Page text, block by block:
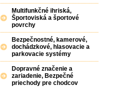
Multifunkčné ihriská,
Športoviská a športové
povrchy
Bezpečnostné, kamerové,
dochádzkové, hlasovacie a
parkovacie systémy
Dopravné značenie a
zariadenie, Bezpečné
priechody pre chodcov